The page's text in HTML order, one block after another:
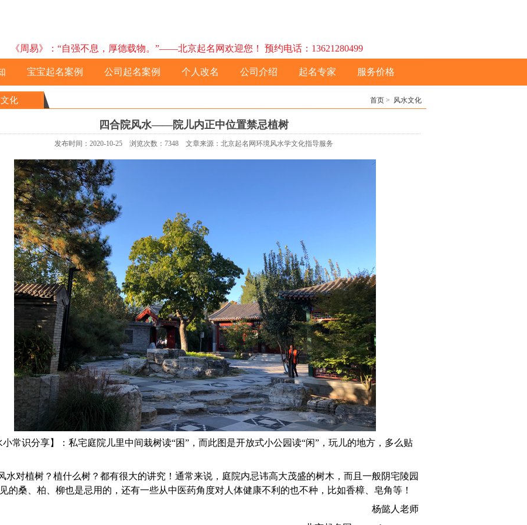
《周易》：“自强不息，厚德载物。”——北京起名网欢迎您！ 预约电话：13621280499
宝宝起名案例 公司起名案例 个人改名 公司介绍 起名专家 服务价格
化 首页 > 风水文化
四合院风水——院儿内正中位置禁忌植树
发布时间：2020-10-25 浏览次数：7348 文章来源：北京起名网环境风水学文化指导服务
小常识分享】：私宅庭院儿里中间栽树读“困”，而此图是开放式小公园读“闲”，玩儿的地方，多么贴
水对植树？植什么树？都有很大的讲究！通常来说，庭院内忌讳高大茂盛的树木，而且一般阴宅陵园
的桑、柏、柳也是忌用的，还有一些从中医药角度对人体健康不利的也不种，比如香樟、皂角等！
杨懿人老师